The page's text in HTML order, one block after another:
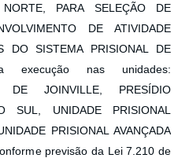
PARA SELEÇÃO DE
DE ATIVIDADE
DO SISTEMA PRISIONAL DE
execução nas unidades:
DE JOINVILLE, PRESÍDIO
SUL, UNIDADE PRISIONAL
PRISIONAL AVANÇADA
previsão da Lei 7.210 de